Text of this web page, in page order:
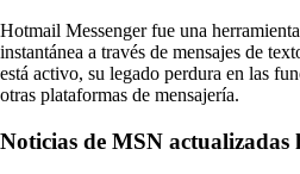
Hotmail Messenger fue una
instantánea a través de mensajes de
está activo, su legado perdura en las
otras plataformas de mensajería.
Noticias de MSN actualizadas